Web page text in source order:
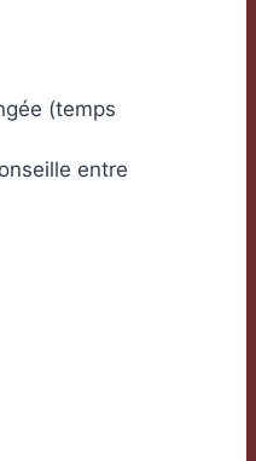
(temps
entre